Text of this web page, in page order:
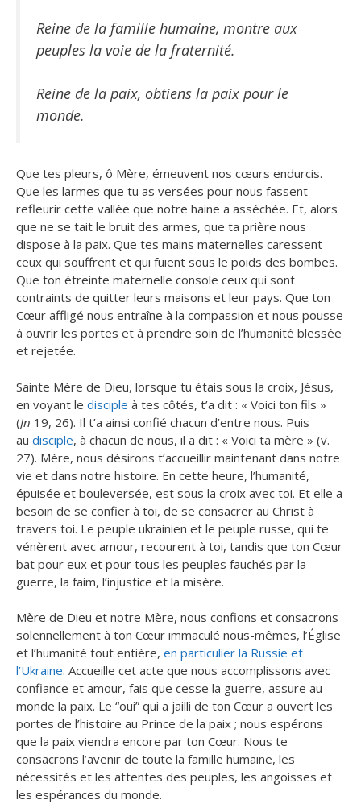
Reine de la famille humaine, montre aux
peuples la voie de la fraternité.
Reine de la paix, obtiens la paix pour le
monde.
Que tes pleurs, ô Mère, émeuvent nos cœurs endurcis.
Que les larmes que tu as versées pour nous fassent
refleurir cette vallée que notre haine a asséchée. Et, alors
que ne se tait le bruit des armes, que ta prière nous
dispose à la paix. Que tes mains maternelles caressent
ceux qui souffrent et qui fuient sous le poids des bombes.
Que ton étreinte maternelle console ceux qui sont
contraints de quitter leurs maisons et leur pays. Que ton
Cœur affligé nous entraîne à la compassion et nous pousse
à ouvrir les portes et à prendre soin de l’humanité blessée
et rejetée.
Sainte Mère de Dieu, lorsque tu étais sous la croix, Jésus,
en voyant le disciple à tes côtés, t’a dit : « Voici ton fils »
(Jn 19, 26). Il t’a ainsi confié chacun d’entre nous. Puis
au disciple, à chacun de nous, il a dit : « Voici ta mère » (v.
27). Mère, nous désirons t’accueillir maintenant dans notre
vie et dans notre histoire. En cette heure, l’humanité,
épuisée et bouleversée, est sous la croix avec toi. Et elle a
besoin de se confier à toi, de se consacrer au Christ à
travers toi. Le peuple ukrainien et le peuple russe, qui te
vénèrent avec amour, recourent à toi, tandis que ton Cœur
bat pour eux et pour tous les peuples fauchés par la
guerre, la faim, l’injustice et la misère.
Mère de Dieu et notre Mère, nous confions et consacrons
solennellement à ton Cœur immaculé nous-mêmes, l’Église
et l’humanité tout entière, en particulier la Russie et
l’Ukraine. Accueille cet acte que nous accomplissons avec
confiance et amour, fais que cesse la guerre, assure au
monde la paix. Le “oui” qui a jailli de ton Cœur a ouvert les
portes de l’histoire au Prince de la paix ; nous espérons
que la paix viendra encore par ton Cœur. Nous te
consacrons l’avenir de toute la famille humaine, les
nécessités et les attentes des peuples, les angoisses et
les espérances du monde.